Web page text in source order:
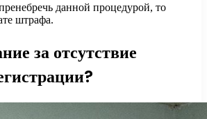
данной процедурой, то
штрафа.
за отсутствие